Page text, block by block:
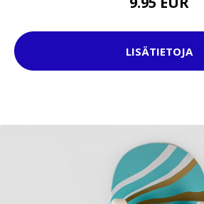
LISÄTIETOJA